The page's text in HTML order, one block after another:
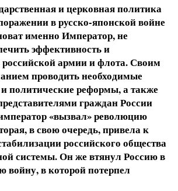
и церковная политика
в русско-японской войне
именно Император, не
эффективность и
российской армии и флота. Своим
проводить необходимые
политические реформы, а также
граждан России
«вызвал» революцию
в свою очередь, привела к
российского общества
системы. Он же втянул Россию в
войну, в которой потерпел